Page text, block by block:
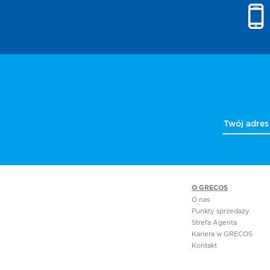
O GRECOS
O nas
Punkty sprzedaży
Strefa Agenta
Kariera w GRECOS
Kontakt